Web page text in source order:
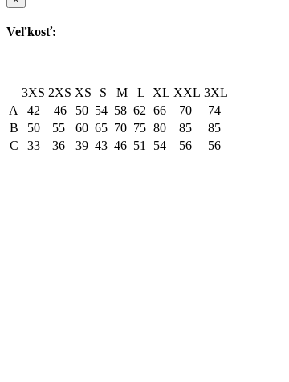
Veľkosť:
3XS 2XS XS S M L XL XXL 3XL
A
42 46 50 54 58 62 66 70
74
B
50 55 60 65 70 75 80 85
85
C
33 36 39 43 46 51 54 56 56